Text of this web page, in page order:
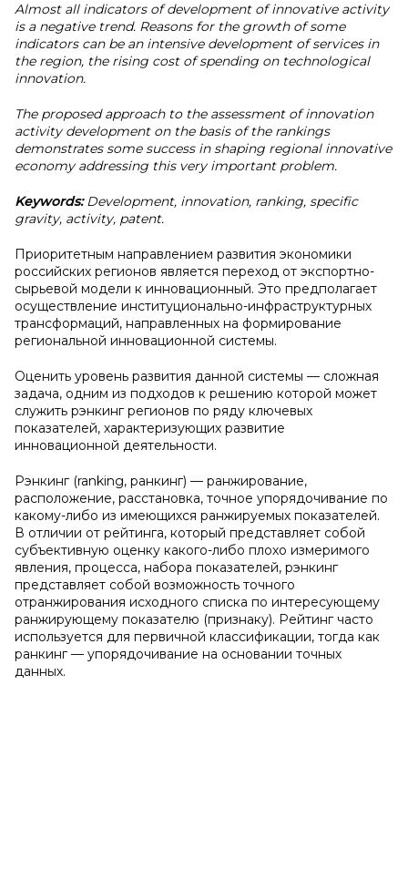
Almost all indicators of development of innovative activity
is a negative trend. Reasons for the growth of some
indicators can be an intensive development of services in
the region, the rising cost of spending on technological
innovation.
The proposed approach to the assessment of innovation
activity development on the basis of the rankings
demonstrates some success in shaping regional innovative
economy addressing this very important problem.
Keywords:Development, innovation, ranking, specific
gravity, activity, patent.
Приоритетным направлением развития экономики
российских регионов является переход от экспортно-
сырьевой модели к инновационный. Это предполагает
осуществление институционально-инфраструктурных
трансформаций, направленных на формирование
региональной инновационной системы.
Оценить уровень развития данной системы — сложная
задача, одним из подходов к решению которой может
служить рэнкинг регионов по ряду ключевых
показателей, характеризующих развитие
инновационной деятельности.
Рэнкинг (ranking, ранкинг) — ранжирование,
расположение, расстановка, точное упорядочивание по
какому-либо из имеющихся ранжируемых показателей.
В отличии от рейтинга, который представляет собой
субъективную оценку какого-либо плохо измеримого
явления, процесса, набора показателей, рэнкинг
представляет собой возможность точного
отранжирования исходного списка по интересующему
ранжирующему показателю (признаку). Рейтинг часто
используется для первичной классификации, тогда как
ранкинг — упорядочивание на основании точных
данных.